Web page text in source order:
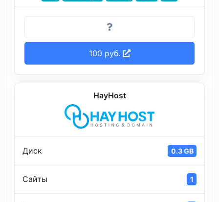
100 руб.
HayHost
Диск 0.3 GB
Сайты 1